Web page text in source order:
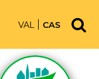
VAL CAS